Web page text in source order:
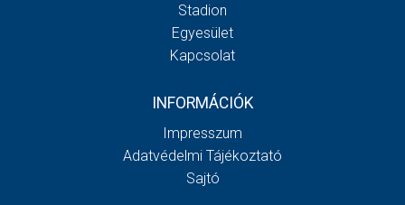
Stadion
Egyesület
Kapcsolat
INFORMÁCIÓK
Impresszum
Adatvédelmi Tájékoztató
Sajtó